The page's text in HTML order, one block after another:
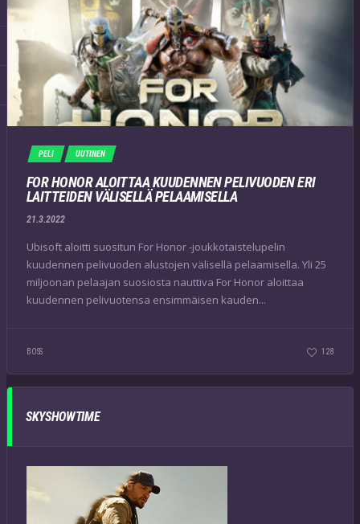
PELI UUTINEN
FOR HONOR ALOITTAA KUUDENNEN PELIVUODEN ERI
LAITTEIDEN VÄLISELLÄ PELAAMISELLA
21.3.2022
Ubisoft aloitti suositun For Honor -joukkotaistelupelin
kuudennen pelivuoden alustojen välisellä pelaamisella. Yli 25
miljoonan pelaajan suosiosta nauttiva For Honor aloittaa
kuudennen pelivuotensa ensimmäisen kauden...
BOSS 128
SKYSHOWTIME